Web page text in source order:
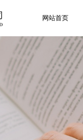
网站首页